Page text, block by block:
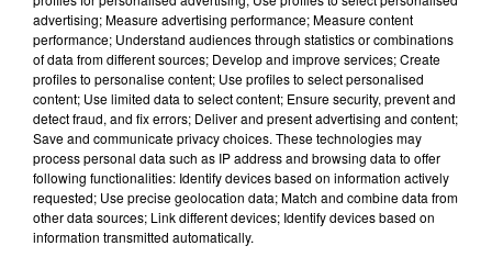
avec une réduction d’une cinquantaine d’heures
d’enseignement dès la rentrée prochaine. "On a
l’impression que les moyens diminuent un peu plus
chaque année, alors qu’il faudrait au contraire les
renforcer", insiste Fabrice Copyloff. Il rappelle que les
élèves, issus majoritairement de milieux populaires,
rencontrent de nombreuses difficultés d’apprentissage,
certains maîtrisant mal le français. L’établissement est
également confronté à des problèmes de discipline
récurrents.
advertising; Measure advertising performance; Measure content
performance; Understand audiences through statistics or combinations
of data from different sources; Develop and improve services; Create
profiles to personalise content; Use profiles to select personalised
content; Use limited data to select content; Ensure security, prevent and
detect fraud, and fix errors; Deliver and present advertising and content;
Save and communicate privacy choices. These technologies may
process personal data such as IP address and browsing data to offer
following functionalities: Identify devices based on information actively
requested; Use precise geolocation data; Match and combine data from
other data sources; Link different devices; Identify devices based on
information transmitted automatically.